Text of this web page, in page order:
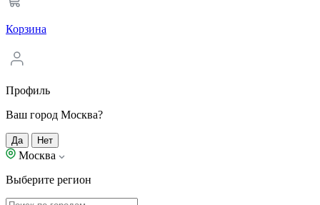
Корзина
Профиль
Ваш город Москва?
Да Нет
Москва
Выберите регион